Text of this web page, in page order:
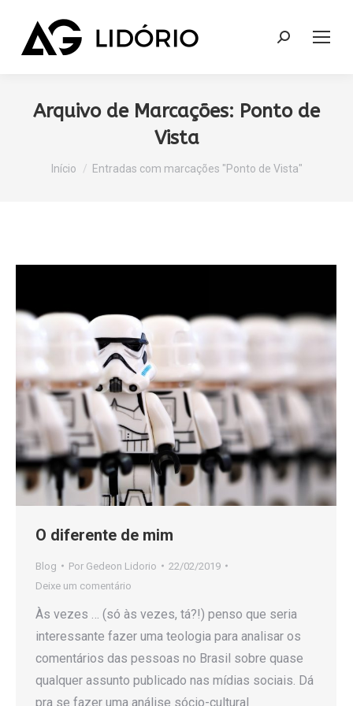
Search:
Arquivo de Marcações: Ponto de
Vista
Você está aqui:
Início Entradas com marcações "Ponto de Vista"
O diferente de mim
Blog Por Gedeon Lidorio
22/02/2019
Deixe um comentário
Às vezes … (só às vezes, tá?!) penso que seria
interessante fazer uma teologia para analisar os
comentários das pessoas no Brasil sobre quase
qualquer assunto publicado nas mídias sociais. Dá
pra se fazer uma análise sócio-cultural